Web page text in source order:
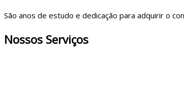
São anos de estudo e dedicação para adquirir o
Nossos Serviços